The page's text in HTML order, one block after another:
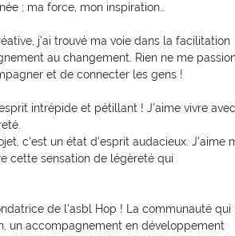
; ma force, mon inspiration…
j’ai trouvé ma voie dans la facilitation
au changement. Rien ne me
et de connecter les gens !
intrépide et pétillant ! J’aime vivre
c'est un état d'esprit audacieux. J’aime
cette sensation de légèreté qui
de l’asbl Hop ! La communauté qui
un accompagnement en développement